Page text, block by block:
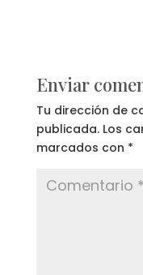
Enviar
Tu dirección de
publicada. Los
marcados con *